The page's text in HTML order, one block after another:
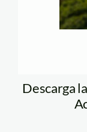
Descarga